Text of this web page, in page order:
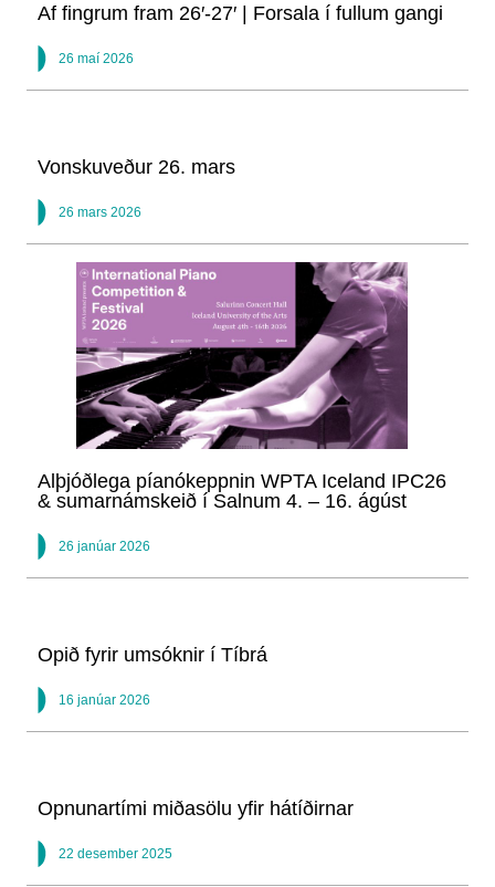
Af fingrum fram 26′-27′ | Forsala í fullum gangi
26 maí 2026
Vonskuveður 26. mars
26 mars 2026
Alþjóðlega píanókeppnin WPTA Iceland IPC26
& sumarnámskeið í Salnum 4. – 16. ágúst
26 janúar 2026
Opið fyrir umsóknir í Tíbrá
16 janúar 2026
Opnunartími miðasölu yfir hátíðirnar
22 desember 2025